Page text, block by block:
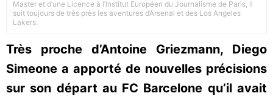
Master et d’une Licence à l’Institut Européen du Journalisme de Paris, il
suit toujours de très près les aventures d’Arsenal et des Los Angeles
Lakers.
Très proche d’Antoine Griezmann, Diego
Simeone a apporté de nouvelles précisions
sur son départ au FC Barcelone qu’il avait